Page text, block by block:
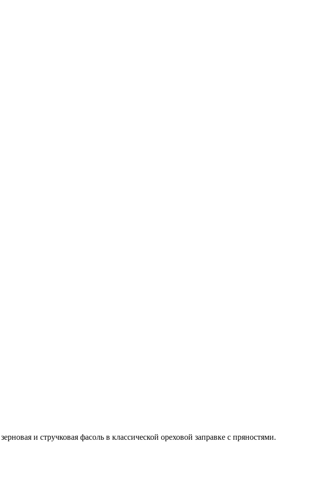
и стручковая фасоль в классической ореховой заправке с пряностями.